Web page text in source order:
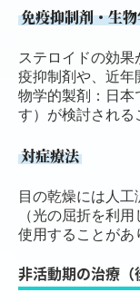
免疫抑制剤・生
ステロイドの効
疫抑制剤や、近年
物学的製剤：日本
す）が検討される
対症療法
目の乾燥には人
（光の屈折を利
使用することがあ
非活動期の治療（